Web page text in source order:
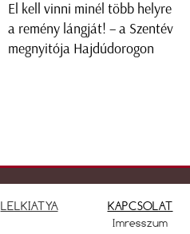
El kell vinni minél több helyre
a remény lángját! – a Szentév
megnyitója Hajdúdorogon
LELKIATYA KAPCSOLAT
Imresszum